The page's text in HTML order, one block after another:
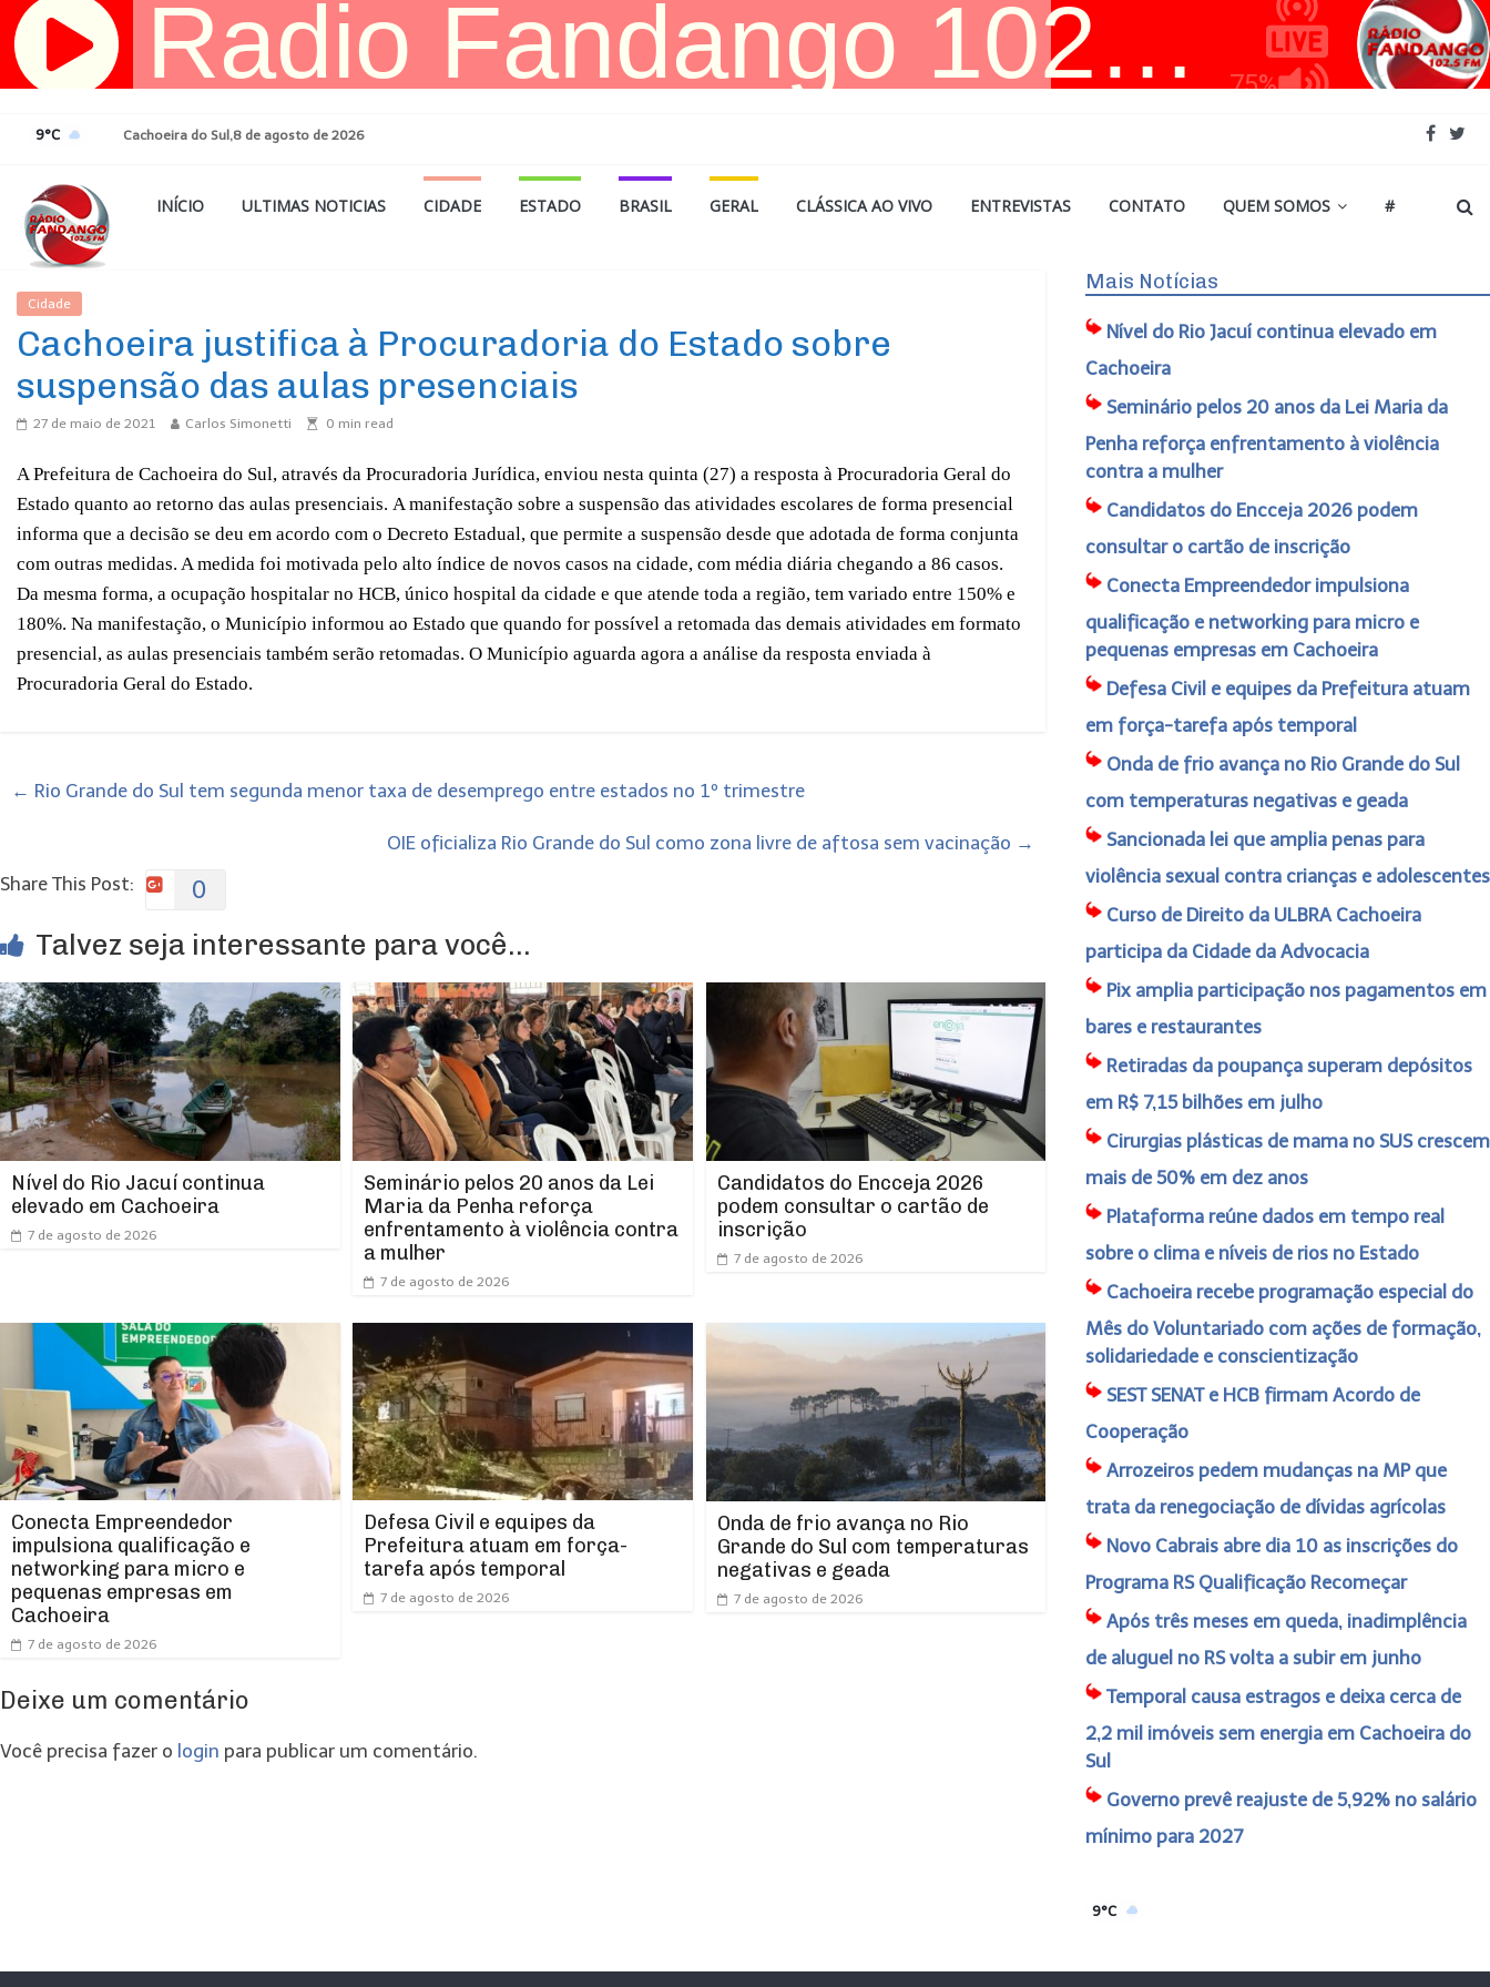
Pular
para
9°C Cachoeira do Sul,8 de agosto de 2026
INÍCIO ULTIMAS NOTICIAS CIDADE ESTADO BRASIL GERAL CLÁSSICA AO VIVO ENTREVISTAS CONTATO QUEM SOMOS #
Cidade
Cachoeira justifica à Procuradoria do Estado sobre
suspensão das aulas presenciais
27 de maio de 2021 Carlos Simonetti 0 min read
A Prefeitura de Cachoeira do Sul, através da Procuradoria Jurídica, enviou nesta quinta (27) a resposta à Procuradoria Geral do
Estado quanto ao retorno das aulas presenciais. A manifestação sobre a suspensão das atividades escolares de forma presencial
informa que a decisão se deu em acordo com o Decreto Estadual, que permite a suspensão desde que adotada de forma conjunta
com outras medidas. A medida foi motivada pelo alto índice de novos casos na cidade, com média diária chegando a 86 casos.
Da mesma forma, a ocupação hospitalar no HCB, único hospital da cidade e que atende toda a região, tem variado entre 150% e
180%. Na manifestação, o Município informou ao Estado que quando for possível a retomada das demais atividades em formato
presencial, as aulas presenciais também serão retomadas. O Município aguarda agora a análise da resposta enviada à
Procuradoria Geral do Estado.
← Rio Grande do Sul tem segunda menor taxa de desemprego entre estados no 1º trimestre
OIE oficializa Rio Grande do Sul como zona livre de aftosa sem vacinação →
Share This Post:
0
Talvez seja interessante para você...
Nível do Rio Jacuí continua
elevado em Cachoeira
7 de agosto de 2026
Seminário pelos 20 anos da Lei
Maria da Penha reforça
enfrentamento à violência contra
a mulher
7 de agosto de 2026
Candidatos do Encceja 2026
podem consultar o cartão de
inscrição
7 de agosto de 2026
Conecta Empreendedor
impulsiona qualificação e
networking para micro e
pequenas empresas em
Cachoeira
7 de agosto de 2026
Defesa Civil e equipes da
Prefeitura atuam em força-
tarefa após temporal
7 de agosto de 2026
Onda de frio avança no Rio
Grande do Sul com temperaturas
negativas e geada
7 de agosto de 2026
Deixe um comentário
Você precisa fazer o login para publicar um comentário.
Mais Notícias
Nível do Rio Jacuí continua elevado em
Cachoeira
Seminário pelos 20 anos da Lei Maria da
Penha reforça enfrentamento à violência
contra a mulher
Candidatos do Encceja 2026 podem
consultar o cartão de inscrição
Conecta Empreendedor impulsiona
qualificação e networking para micro e
pequenas empresas em Cachoeira
Defesa Civil e equipes da Prefeitura atuam
em força-tarefa após temporal
Onda de frio avança no Rio Grande do Sul
com temperaturas negativas e geada
Sancionada lei que amplia penas para
violência sexual contra crianças e adolescentes
Curso de Direito da ULBRA Cachoeira
participa da Cidade da Advocacia
Pix amplia participação nos pagamentos em
bares e restaurantes
Retiradas da poupança superam depósitos
em R$ 7,15 bilhões em julho
Cirurgias plásticas de mama no SUS crescem
mais de 50% em dez anos
Plataforma reúne dados em tempo real
sobre o clima e níveis de rios no Estado
Cachoeira recebe programação especial do
Mês do Voluntariado com ações de formação,
solidariedade e conscientização
SEST SENAT e HCB firmam Acordo de
Cooperação
Arrozeiros pedem mudanças na MP que
trata da renegociação de dívidas agrícolas
Novo Cabrais abre dia 10 as inscrições do
Programa RS Qualificação Recomeçar
Após três meses em queda, inadimplência
de aluguel no RS volta a subir em junho
Temporal causa estragos e deixa cerca de
2,2 mil imóveis sem energia em Cachoeira do
Sul
Governo prevê reajuste de 5,92% no salário
mínimo para 2027
9°C